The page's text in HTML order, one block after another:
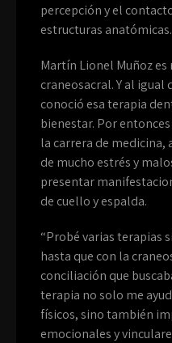
percepción y el
estructuras anatómicas.
Martín Lionel Muñoz
craneosacral. Y al igual
conoció esa terapia
bienestar. Por
la carrera de medicina,
de mucho estrés y
presentar
de cuello y espalda.
“Probé varias terapias
hasta que con la
conciliación que
terapia no solo me
físicos, sino también
emocionales y